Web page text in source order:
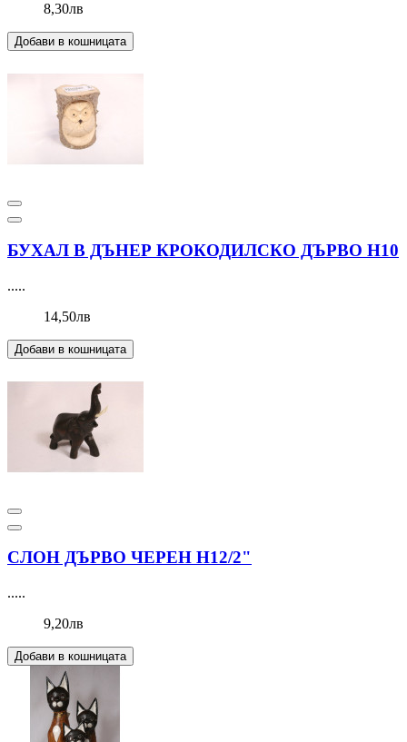
8,30лв
Добави в кошницата
БУХАЛ В ДЪНЕР КРОКОДИЛСКО ДЪРВО Н10
.....
14,50лв
Добави в кошницата
СЛОН ДЪРВО ЧЕРЕН Н12/2"
.....
9,20лв
Добави в кошницата